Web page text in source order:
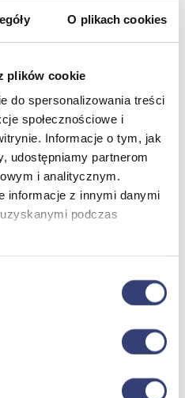
O plikach cookies
plików cookie
do spersonalizowania treści
społecznościowe i
Informacje o tym, jak
udostępniamy partnerom
i analitycznym.
informacje z innymi danymi
podczas